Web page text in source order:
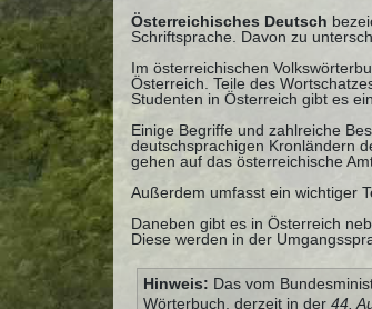
Österreichisches Deutsch
Schriftsprache. Davon zu
Im österreichischen
Österreich. Teile des
Studenten in Österreich gibt es
Einige Begriffe und zahlreiche
deutschsprachigen Kronländern
gehen auf das österreichische
Außerdem umfasst ein wichtiger
Daneben gibt es in Österreich
Diese werden in der
Hinweis: Das vom
Wörterbuch, derzeit in der 44.